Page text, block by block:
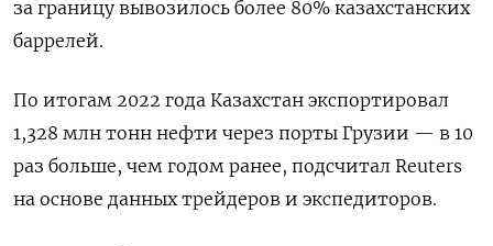
за границу вывозилось более 80% казахстанских
баррелей.
По итогам 2022 года Казахстан экспортировал
1,328 млн тонн нефти через порты Грузии — в 10
раз больше, чем годом ранее, подсчитал Reuters
на основе данных трейдеров и экспедиторов.